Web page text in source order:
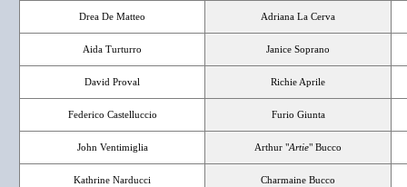
Drea De Matteo Adriana La Cerva
Aida Turturro Janice Soprano
David Proval Richie Aprile
Federico Castelluccio Furio Giunta
John Ventimiglia Arthur "Artie" Bucco
Kathrine Narducci Charmaine Bucco